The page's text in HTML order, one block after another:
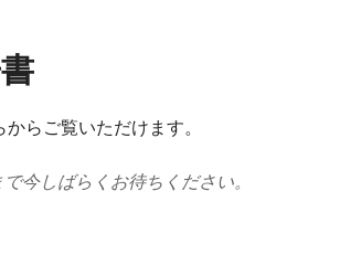
ら​ご覧いただけます。
今しばらくお待ちください。